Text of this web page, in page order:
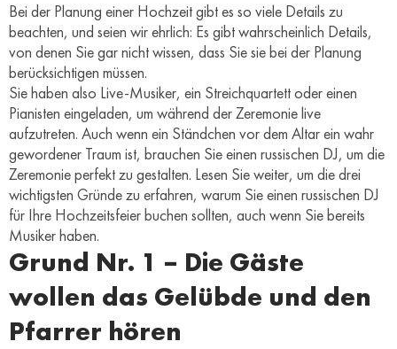
Bei der Planung einer Hochzeit gibt es so viele Details zu
beachten, und seien wir ehrlich: Es gibt wahrscheinlich Details,
von denen Sie gar nicht wissen, dass Sie sie bei der Planung
berücksichtigen müssen.
Sie haben also Live-Musiker, ein Streichquartett oder einen
Pianisten eingeladen, um während der Zeremonie live
aufzutreten. Auch wenn ein Ständchen vor dem Altar ein wahr
gewordener Traum ist, brauchen Sie einen russischen DJ, um die
Zeremonie perfekt zu gestalten. Lesen Sie weiter, um die drei
wichtigsten Gründe zu erfahren, warum Sie einen russischen DJ
für Ihre Hochzeitsfeier buchen sollten, auch wenn Sie bereits
Musiker haben.
Grund Nr. 1 – Die Gäste
wollen das Gelübde und den
Pfarrer hören